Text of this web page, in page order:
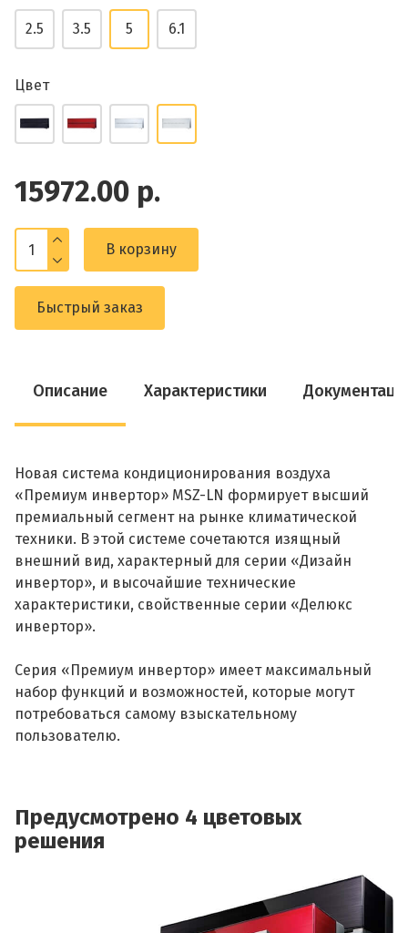
15972.00 р.
2.5 3.5 5 6.1
Цвет
В корзину
Быстрый заказ
Описание Характеристики
Новая система кондиционирования воздуха
«Премиум инвертор» MSZ-LN формирует высший
премиальный сегмент на рынке климатической
техники. В этой системе сочетаются изящный
внешний вид, характерный для серии «Дизайн
инвертор», и высочайшие технические
характеристики, свойственные серии «Делюкс
инвертор».
Серия «Премиум инвертор» имеет максимальный
набор функций и возможностей, которые могут
потребоваться самому взыскательному
пользователю.
Предусмотрено 4 цветовых
решения